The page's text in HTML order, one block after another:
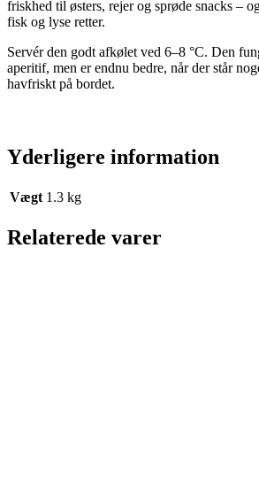
friskhed til østers, rejer og sprøde snacks –
fisk og lyse retter.
Servér den godt afkølet ved 6–8 °C. Den
aperitif, men er endnu bedre, når der står
havfriskt på bordet.
Yderligere information
Vægt 1.3 kg
Relaterede varer